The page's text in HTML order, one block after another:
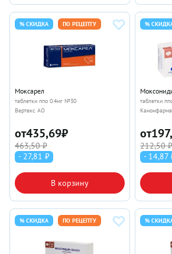
% СКИДКА ПО РЕЦЕПТУ
Моксарел
таблетки ппо 0.4мг №30
Вертекс АО
от435,69₽
463,50 ₽
- 27,81 ₽
В корзину
%
таблетки
от
212,50 ₽
- 14,87
% СКИДКА ПО РЕЦЕПТУ %